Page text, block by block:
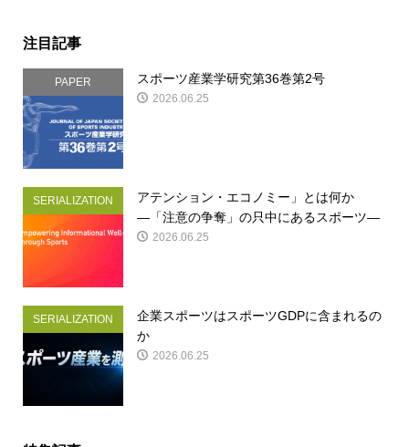
注目記事
PAPER スポーツ産業学研究第36巻第2号
2026.06.25
SERIALIZATION
アテンション・エコノミー」とは何か
―「注意の争奪」の只中にあるスポーツ―
2026.06.25
SERIALIZATION
企業スポーツはスポーツGDPに含まれるの
か
2026.06.25